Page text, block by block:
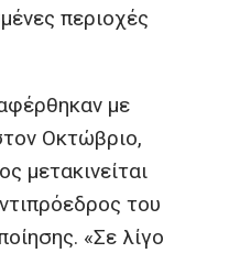
περιοχές
με
Οκτώβριο,
μετακινείται
του
«Σε λίγο